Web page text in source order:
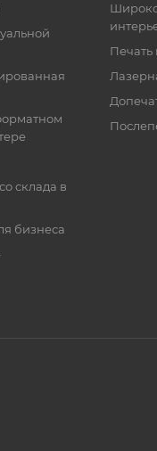
склада в
бизнеса
Печать